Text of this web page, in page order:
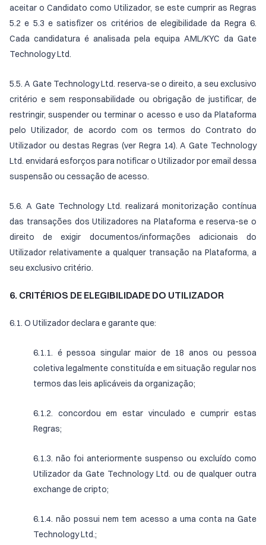
aceitar o Candidato como Utilizador, se este cumprir as Regras
5.2 e 5.3 e satisfizer os critérios de elegibilidade da Regra 6.
Cada candidatura é analisada pela equipa AML/KYC da Gate
Technology Ltd.
5.5. A Gate Technology Ltd. reserva-se o direito, a seu exclusivo
critério e sem responsabilidade ou obrigação de justificar, de
restringir, suspender ou terminar o acesso e uso da Plataforma
pelo Utilizador, de acordo com os termos do Contrato do
Utilizador ou destas Regras (ver Regra 14). A Gate Technology
Ltd. envidará esforços para notificar o Utilizador por email dessa
suspensão ou cessação de acesso.
5.6. A Gate Technology Ltd. realizará monitorização contínua
das transações dos Utilizadores na Plataforma e reserva-se o
direito de exigir documentos/informações adicionais do
Utilizador relativamente a qualquer transação na Plataforma, a
seu exclusivo critério.
6. CRITÉRIOS DE ELEGIBILIDADE DO UTILIZADOR
6.1. O Utilizador declara e garante que:
6.1.1. é pessoa singular maior de 18 anos ou pessoa
coletiva legalmente constituída e em situação regular nos
termos das leis aplicáveis da organização;
6.1.2. concordou em estar vinculado e cumprir estas
Regras;
6.1.3. não foi anteriormente suspenso ou excluído como
Utilizador da Gate Technology Ltd. ou de qualquer outra
exchange de cripto;
6.1.4. não possui nem tem acesso a uma conta na Gate
Technology Ltd.;